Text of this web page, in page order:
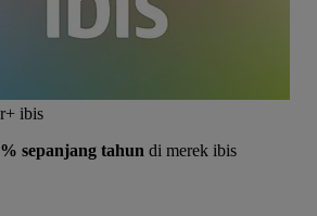
ibis
sepanjang tahun di merek ibis